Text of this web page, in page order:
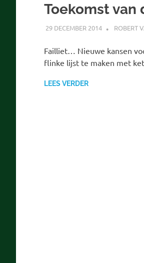
Toekomst van
29 DECEMBER 2014 ROBERT
Failliet… Nieuwe kansen
flinke lijst te maken met
LEES VERDER